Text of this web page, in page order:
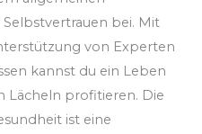
bei. Mit
von Experten
kannst du ein Leben
Lächeln profitieren. Die
ist eine